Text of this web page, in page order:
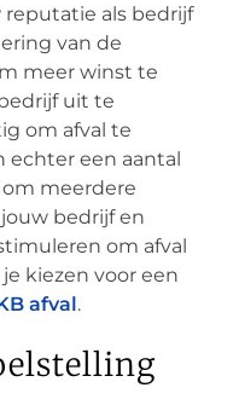
als bedrijf
van de
meer winst te
uit te
om afval te
echter een aantal
meerdere
bedrijf en
om afval
kiezen voor een
afval.